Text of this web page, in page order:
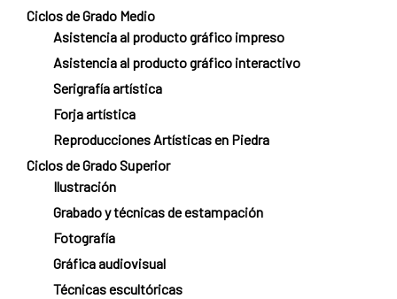
Ciclos de Grado Medio
Asistencia al producto gráfico impreso
Asistencia al producto gráfico interactivo
Serigrafía artística
Forja artística
Reproducciones Artísticas en Piedra
Ciclos de Grado Superior
Ilustración
Grabado y técnicas de estampación
Fotografía
Gráfica audiovisual
Técnicas escultóricas